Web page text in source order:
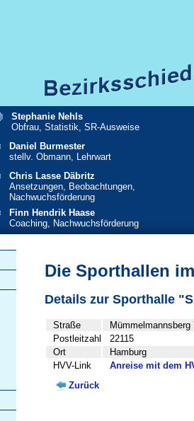
Stephanie Nehls
Obfrau, Statistik, SR-Ausweise
Daniel Burmester
stellv. Obmann, Lehrwart
Chris Lasse Däbritz
Ansetzungen, Beobachtungen,
Nachwuchsförderung
Finn Hendrik Haase
Coaching, Nachwuchsförderung
Die Sporthallen
Details zur Sporthalle
Straße
Mümmelmannsberg
Postleitzahl
22115
Ort
Hamburg
HVV-Link
Anreise mit dem
Zurück